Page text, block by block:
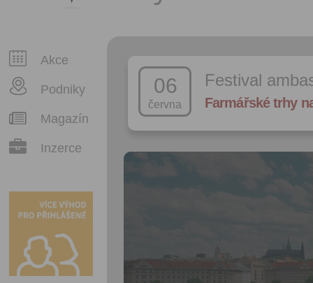
Akce
Podniky
Magazín
Inzerce
06
června
Festival
Farmářské trhy